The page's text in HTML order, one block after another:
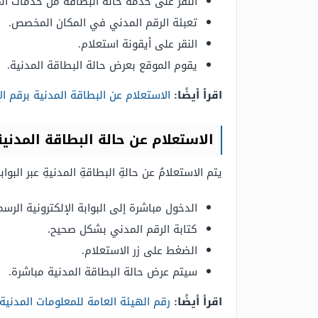
تعبئة الرقم المدني في المكان المخصص.
النقر على أيقونة استعلام.
يقوم الموقع بعرض حالة البطاقة المدنية.
اقرأ أيضًا: الاستعلام عن البطاقة المدنية برقم
الاستعلام عن حالة البطاقة
يتم الاستعلامُ عن حالةِ البطاقةِ المدنيةِ عبر
الدخول مباشرة إلى البوابة الإلكترونية
كتابة الرقم المدني بشكل صحيح.
الضغط على زر الاستعلام.
سيتم عرض حالة البطاقة المدنية مباشرة.
اقرأ أيضًا: رقم الهيئة العامة للمعلومات